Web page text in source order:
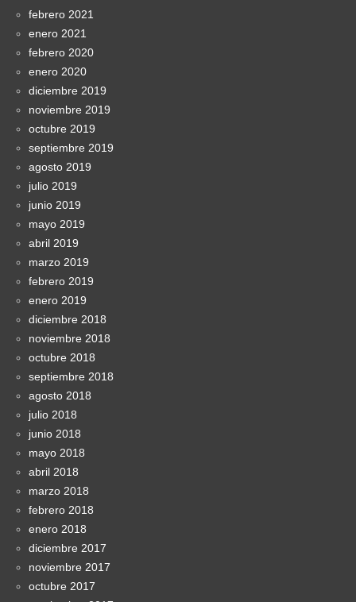
febrero 2021
enero 2021
febrero 2020
enero 2020
diciembre 2019
noviembre 2019
octubre 2019
septiembre 2019
agosto 2019
julio 2019
junio 2019
mayo 2019
abril 2019
marzo 2019
febrero 2019
enero 2019
diciembre 2018
noviembre 2018
octubre 2018
septiembre 2018
agosto 2018
julio 2018
junio 2018
mayo 2018
abril 2018
marzo 2018
febrero 2018
enero 2018
diciembre 2017
noviembre 2017
octubre 2017